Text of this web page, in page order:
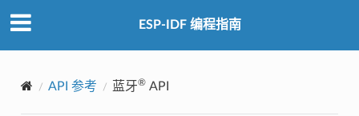
ESP-IDF 编程指南
API 参考 蓝牙®API